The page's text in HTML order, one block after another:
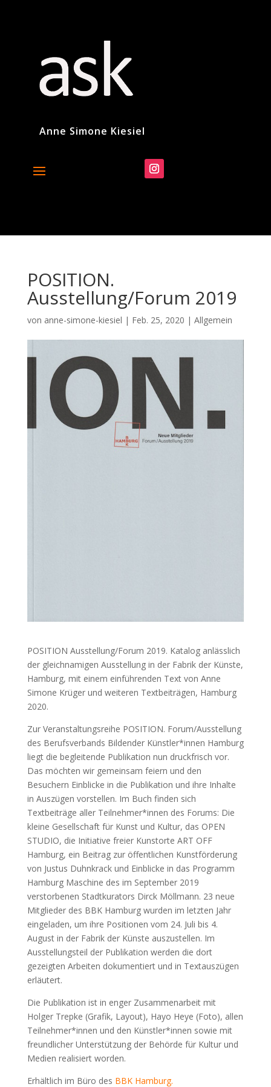
Anne Simone Kiesiel
POSITION.
Ausstellung/Forum 2019
von anne-simone-kiesiel | Feb. 25, 2020 | Allgemein
POSITION Ausstellung/Forum 2019. Katalog anlässlich
der gleichnamigen Ausstellung in der Fabrik der Künste,
Hamburg, mit einem einführenden Text von Anne
Simone Krüger und weiteren Textbeiträgen, Hamburg
2020.
Zur Veranstaltungsreihe POSITION. Forum/Ausstellung
des Berufsverbands Bildender Künstler*innen Hamburg
liegt die begleitende Publikation nun druckfrisch vor.
Das möchten wir gemeinsam feiern und den
Besuchern Einblicke in die Publikation und ihre Inhalte
in Auszügen vorstellen. Im Buch finden sich
Textbeiträge aller Teilnehmer*innen des Forums: Die
kleine Gesellschaft für Kunst und Kultur, das OPEN
STUDIO, die Initiative freier Kunstorte ART OFF
Hamburg, ein Beitrag zur öffentlichen Kunstförderung
von Justus Duhnkrack und Einblicke in das Programm
Hamburg Maschine des im September 2019
verstorbenen Stadtkurators Dirck Möllmann. 23 neue
Mitglieder des BBK Hamburg wurden im letzten Jahr
eingeladen, um ihre Positionen vom 24. Juli bis 4.
August in der Fabrik der Künste auszustellen. Im
Ausstellungsteil der Publikation werden die dort
gezeigten Arbeiten dokumentiert und in Textauszügen
erläutert.
Die Publikation ist in enger Zusammenarbeit mit
Holger Trepke (Grafik, Layout), Hayo Heye (Foto), allen
Teilnehmer*innen und den Künstler*innen sowie mit
freundlicher Unterstützung der Behörde für Kultur und
Medien realisiert worden.
Erhältlich im Büro des BBK Hamburg.